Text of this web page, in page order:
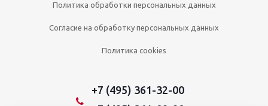
Политика обработки персональных данных
Согласие на обработку персональных данных
Политика cookies
+7 (495) 361-32-00